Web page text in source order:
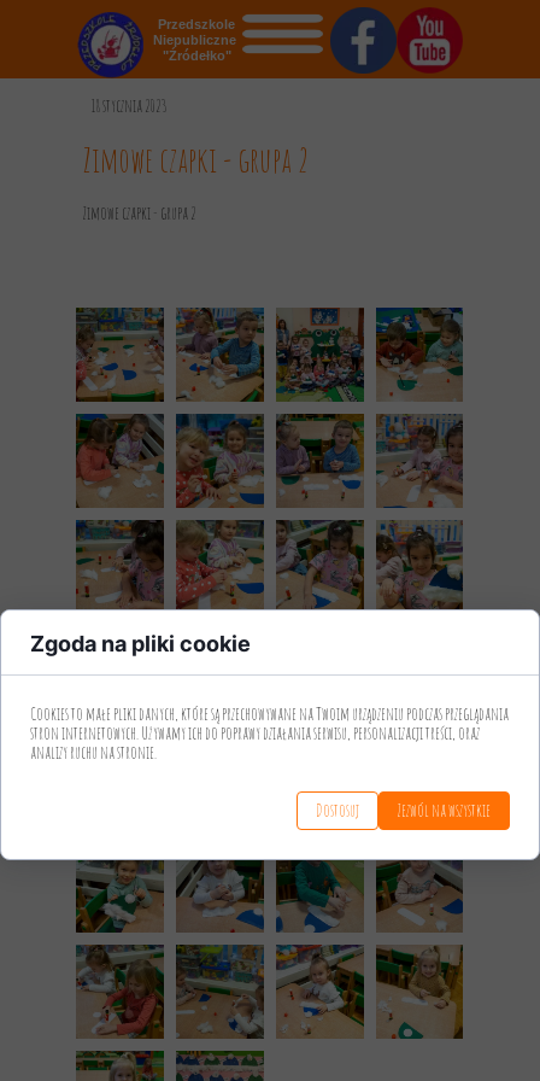
STRONA GŁÓWNA
REKRUTACJA
GALERIA
KONTAKT
DOKUMENTY
Przedszkole
Niepubliczne
"Źródełko"
18 stycznia 2023
Zimowe czapki - grupa 2
Zimowe czapki - grupa 2
Zgoda na pliki cookie
Cookies to małe pliki danych, które są przechowywane na Twoim urządzeniu podczas przeglądania
stron internetowych. Używamy ich do poprawy działania serwisu, personalizacji treści, oraz
analizy ruchu na stronie.
Dostosuj Zezwól na wszystkie